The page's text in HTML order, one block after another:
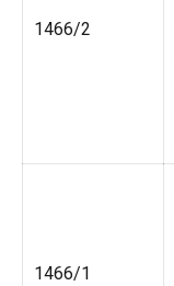
1466/2
1466/1